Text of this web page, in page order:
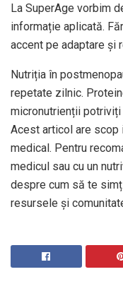
La SuperAge vorbim
informație aplicată.
accent pe adaptare și
Nutriția în
repetate zilnic.
micronutrienții
Acest articol are scop
medical. Pentru
medicul sau cu un
despre cum să te
resursele și